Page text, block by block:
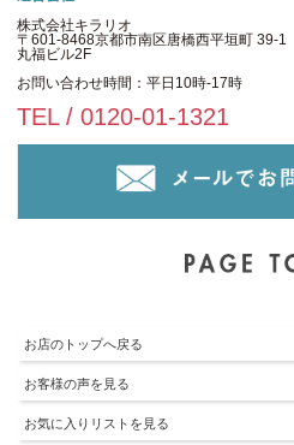
株式会社キラリオ
〒601-8468京都市南区唐橋西平垣町 39-1
丸福ビル2F
お問い合わせ時間：平日10時-17時
TEL / 0120-01-1321
お店のトップへ戻る
お客様の声を見る
お気に入りリストを見る